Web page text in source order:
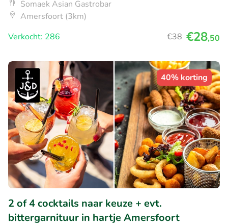
Somaek Asian Gastrobar
Amersfoort (3km)
Verkocht: 286
€38 €28,50
40% korting
2 of 4 cocktails naar keuze + evt.
bittergarnituur in hartje Amersfoort